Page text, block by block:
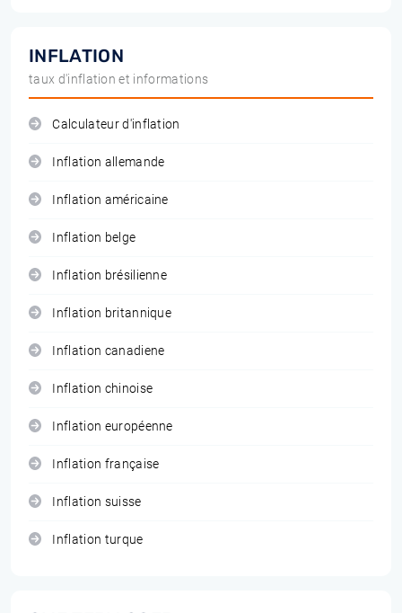
INFLATION
taux d'inflation et informations
Calculateur d'inflation
Inflation allemande
Inflation américaine
Inflation belge
Inflation brésilienne
Inflation britannique
Inflation canadiene
Inflation chinoise
Inflation européenne
Inflation française
Inflation suisse
Inflation turque